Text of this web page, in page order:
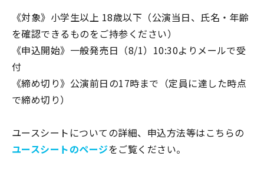
《対象》小学生以上 18歳以下（公演当日、氏名・年齢
を確認できるものをご持参ください）
《申込開始》一般発売日（8/1）10:30よりメールで受
付
《締め切り》公演前日の17時まで（定員に達した時点
で締め切り）
ユースシートについての詳細、申込方法等はこちらの
ユースシートのページをご覧ください。